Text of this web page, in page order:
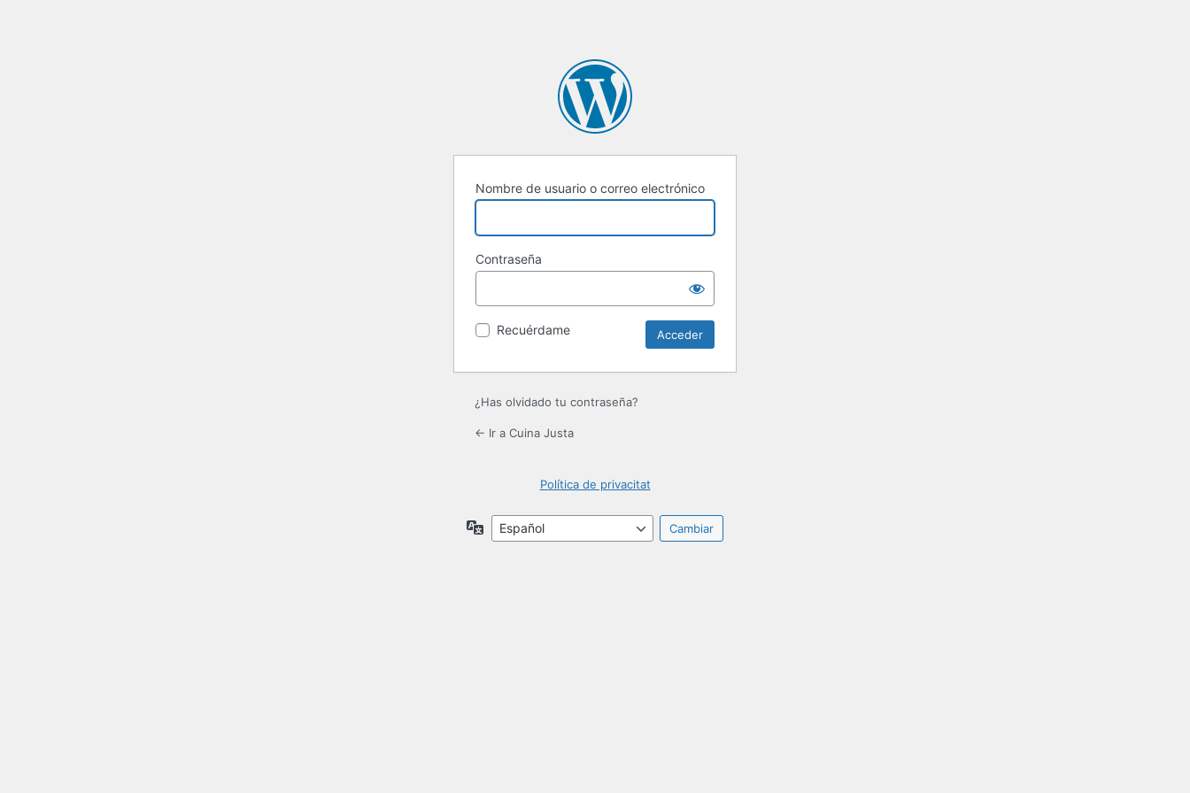
Nombre de usuario o correo electrónico
Contraseña
Recuérdame
¿Has olvidado tu contraseña?
← Ir a Cuina Justa
Política de privacitat
Idioma